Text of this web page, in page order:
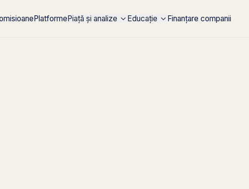
PlatformePiață și analize Educație Finanțare companii